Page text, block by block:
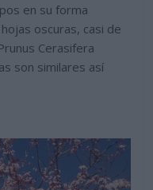
en su forma
oscuras, casi de
Cerasifera
son similares así